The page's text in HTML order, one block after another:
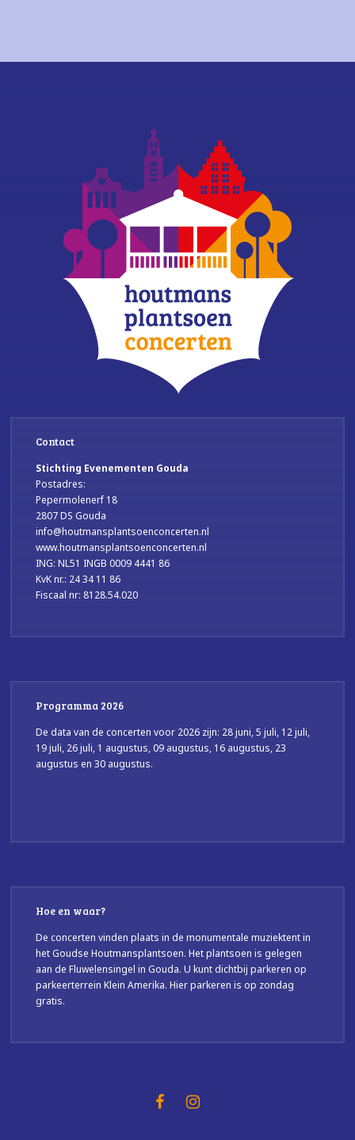
Contact
Stichting Evenementen Gouda
Postadres:
Pepermolenerf 18
2807 DS Gouda
info@houtmansplantsoenconcerten.nl
www.houtmansplantsoenconcerten.nl
ING: NL51 INGB 0009 4441 86
KvK nr.: 24 34 11 86
Fiscaal nr: 8128.54.020
Programma 2026
De data van de concerten voor 2026 zijn: 28 juni, 5 juli, 12 juli,
19 juli, 26 juli, 1 augustus, 09 augustus, 16 augustus, 23
augustus en 30 augustus.
Hoe en waar?
De concerten vinden plaats in de monumentale muziektent in
het Goudse Houtmansplantsoen. Het plantsoen is gelegen
aan de Fluwelensingel in Gouda. U kunt dichtbij parkeren op
parkeerterrein Klein Amerika. Hier parkeren is op zondag
gratis.